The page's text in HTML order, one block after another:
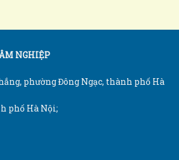
NGHIỆP
phường Đông Ngạc, thành phố Hà
phố Hà Nội;